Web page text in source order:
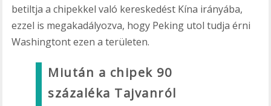
betiltja a chipekkel való kereskedést Kína irányába,
ezzel is megakadályozva, hogy Peking utol tudja érni
Washingtont ezen a területen.
Miután a chipek 90
százaléka Tajvanról